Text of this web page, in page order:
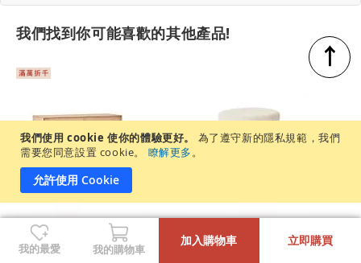
我們使用 cookie 使你的體驗更好。
為了遵守新的隱私規範，我們
需要您同意設置 cookie。
瞭解更多。
允許使用 Cookie
我們找到你可能喜歡的其他產品!
【北歐現代】Antony 實
木六斗櫃 (矮櫃) 原木色
【北歐現代】Antony 化
↑
我的最愛 我的購物車
加入購物車 立即購買
+
-